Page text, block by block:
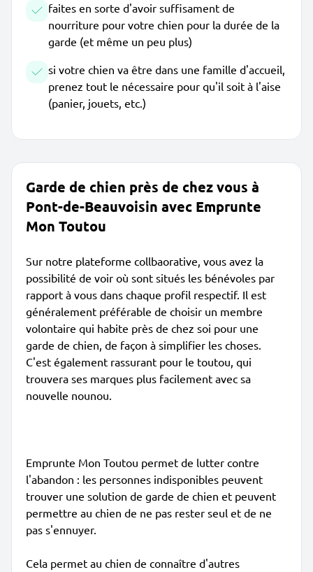
faites en sorte d'avoir suffisament de
nourriture pour votre chien pour la durée de la
garde (et même un peu plus)
si votre chien va être dans une famille d'accueil,
prenez tout le nécessaire pour qu'il soit à l'aise
(panier, jouets, etc.)
Garde de chien près de chez vous à
Pont-de-Beauvoisin avec Emprunte
Mon Toutou
Sur notre plateforme collbaorative, vous avez la
possibilité de voir où sont situés les bénévoles par
rapport à vous dans chaque profil respectif. Il est
généralement préférable de choisir un membre
volontaire qui habite près de chez soi pour une
garde de chien, de façon à simplifier les choses.
C'est également rassurant pour le toutou, qui
trouvera ses marques plus facilement avec sa
nouvelle nounou.
Emprunte Mon Toutou permet de lutter contre
l'abandon : les personnes indisponibles peuvent
trouver une solution de garde de chien et peuvent
permettre au chien de ne pas rester seul et de ne
pas s'ennuyer.
Cela permet au chien de connaître d'autres